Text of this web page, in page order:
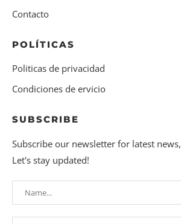
Contacto
POLÍTICAS
Politicas de privacidad
Condiciones de ervicio
SUBSCRIBE
Subscribe our newsletter for latest
Let's stay updated!